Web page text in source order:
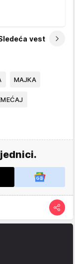
vest
MAJKA